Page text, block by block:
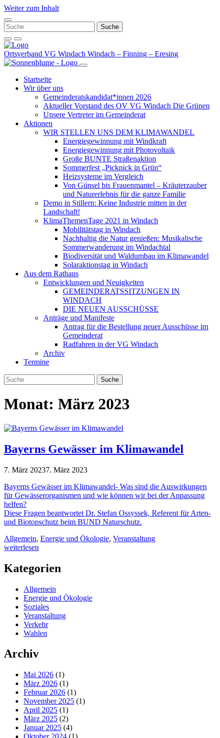
Weiter zum Inhalt
Ortsverband VG Windach Windach – Finning – Eresing
Startseite
Wir über uns
Gemeinderatskandidat*innen 2026
Aktueller Vorstand des OV VG Windach Die Grünen
Unsere Vertreter im Gemeinderat
Aktionen
WIR STELLEN UNS DEM KLIMAWANDEL
Energiegewinnung mit Windkraft
Energiegewinnung mit Photovoltaik
Große BUNTE Straßenaktion
Sommerfest „Picknick in Grün“
Heizsysteme im Vergleich
Von Günsel bis Frauenmantel – Kräuterzauber
und Naturerlebnis für die ganze Familie
Demo in Stillern: Keine Industrie mitten in der
Landschaft!
KlimaThemenTage 2021 in Windach
Mobilitätstag in Windach
Nachhaltig die Natur genießen: Musikalische
Sommerwanderung im Windachtal
Biodiversität und Waldumbau im Klimawandel
Solaraktionstag in Windach
Aus dem Rathaus
Entwicklungen und Neuigkeiten
GEMEINDERATSSITZUNGEN IN
WINDACH
DIE NEUEN AUSSCHÜSSE
Anträge und Manifeste
Antrag für die Bestellung neuer Ausschüsse im
Gemeinderat
Radfahren in der VG Windach
Archiv
Termine
Monat: März 2023
Bayerns Gewässer im Klimawandel
7. März 20237. März 2023
Bayerns Gewässer im Klimawandel- Was sind die Auswirkungen
für Gewässerorganismen und wie können wir bei der Anpassung
helfen?
Diese Fragen beantwortet Dr. Stefan Ossyssek, Referent für Arten-
und Biotopschutz beim BUND Naturschutz.
Allgemein, Energie und Ökologie, Veranstaltung
weiterlesen
Kategorien
Allgemein
Energie und Ökologie
Soziales
Veranstaltung
Verkehr
Wahlen
Archiv
Mai 2026 (1)
März 2026 (1)
Februar 2026 (1)
November 2025 (1)
April 2025 (1)
März 2025 (2)
Januar 2025 (4)